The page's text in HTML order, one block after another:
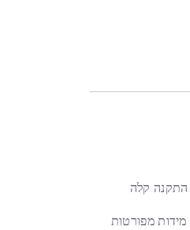
התקנה קלה
מידות מפורטות